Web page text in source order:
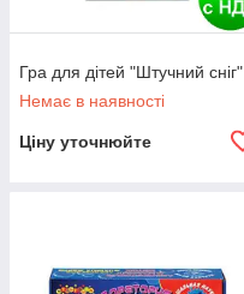
Гра для дітей "Штучний сніг"
Немає в наявності
Ціну уточнюйте